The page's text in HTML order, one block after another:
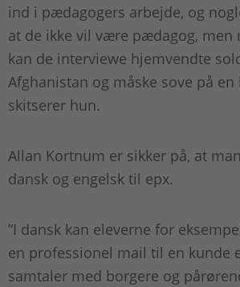
ind i pædagogers arbejde, og
at de ikke vil være pædagog, men
kan de interviewe hjemvendte
Afghanistan og måske sove på en
skitserer hun.
Allan Kortnum er sikker på, at
dansk og engelsk til epx.
”I dansk kan eleverne for
en professionel mail til en kunde
samtaler med borgere og